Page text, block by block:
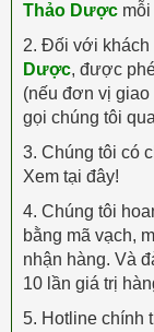
Thảo Dược
2. Đối với khách
Dược, được
(nếu đơn vị giao
gọi chúng tôi qua
3. Chúng tôi có
Xem tại đây!
4. Chúng tôi
bằng mã vạch,
nhận hàng. Và
10 lần giá trị
5. Hotline chính